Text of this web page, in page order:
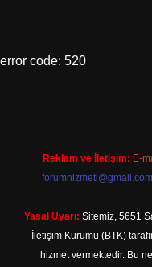
error code: 520
Reklam ve İletişim: E-
forumhizmeti@gmail.com
Yasal Uyarı: Sitemiz, 5651
İletişim Kurumu (BTK)
hizmet vermektedir. Bu